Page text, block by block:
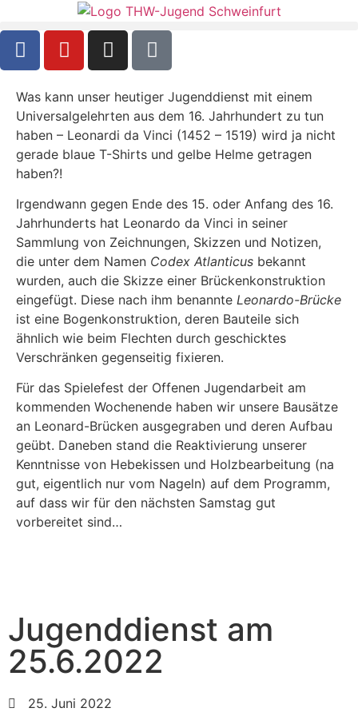
Was kann unser heutiger Jugenddienst mit einem
Universalgelehrten aus dem 16. Jahrhundert zu tun
haben – Leonardi da Vinci (1452 – 1519) wird ja nicht
gerade blaue T-Shirts und gelbe Helme getragen
haben?!
Irgendwann gegen Ende des 15. oder Anfang des 16.
Jahrhunderts hat Leonardo da Vinci in seiner
Sammlung von Zeichnungen, Skizzen und Notizen,
die unter dem Namen Codex Atlanticus bekannt
wurden, auch die Skizze einer Brückenkonstruktion
eingefügt. Diese nach ihm benannte Leonardo-Brücke
ist eine Bogenkonstruktion, deren Bauteile sich
ähnlich wie beim Flechten durch geschicktes
Verschränken gegenseitig fixieren.
Für das Spielefest der Offenen Jugendarbeit am
kommenden Wochenende haben wir unsere Bausätze
an Leonard-Brücken ausgegraben und deren Aufbau
geübt. Daneben stand die Reaktivierung unserer
Kenntnisse von Hebekissen und Holzbearbeitung (na
gut, eigentlich nur vom Nageln) auf dem Programm,
auf dass wir für den nächsten Samstag gut
vorbereitet sind…
Jugenddienst am
25.6.2022
25. Juni 2022